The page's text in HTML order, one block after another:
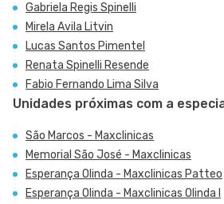
Gabriela Regis Spinelli
Mirela Avila Litvin
Lucas Santos Pimentel
Renata Spinelli Resende
Fabio Fernando Lima Silva
Unidades próximas com a
São Marcos - Maxclinicas
Memorial São José - Maxclinicas
Esperança Olinda - Maxclinicas Patteo
Esperança Olinda - Maxclinicas Olinda I